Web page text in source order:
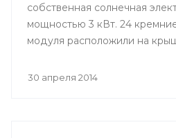
собственная солнечная
мощностью 3 кВт. 24
модуля расположили на
30 апреля 2014